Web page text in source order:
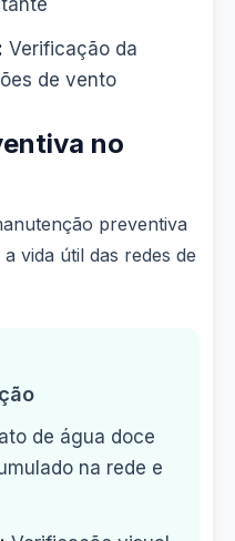
Verificação da
de vento
no
preventiva
vida útil das redes de
de água doce
na rede e